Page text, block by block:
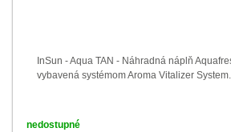
InSun - Aqua TAN - Náhradná náplň
vybavená systémom Aroma Vitalizer
nedostupné